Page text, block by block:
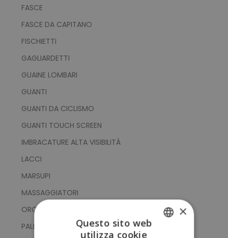
FASCE
FASCE DA CAPITANO
FISCHIETTI
GAGLIARDETTI
GUAINE LOMBARI
GUANTI
GUANTI DA CICLISMO
GUANTI TOUCH SCREEN
IMBRACATURE ALTA VISIBILITÀ
LACCI
MARSUPI
MASSAGGIATORI
OROLOGI SPORTIVI
PALLE YOGA
×
Questo sito web
utilizza cookie